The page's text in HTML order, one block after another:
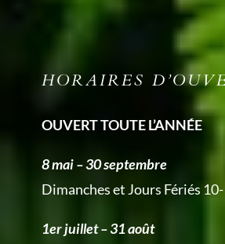
HORAIRES
OUVERT TOUTE L’ANNÉE
8 mai – 30 septembre
Dimanches et Jours Fériés
1er juillet – 31 août